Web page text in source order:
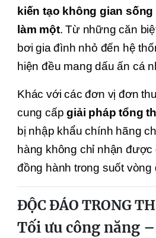
kiến tạo không gian
làm một. Từ những căn
bơi gia đình nhỏ đến hệ
hiện đều mang dấu ấn cá
Khác với các đơn vị đơn
cung cấpgiải pháp tổng
bị nhập khẩu chính hãng
hàng không chỉ nhận
đồng hành trong suốt
ĐỘC ĐÁO TRONG
Tối ưu công năng